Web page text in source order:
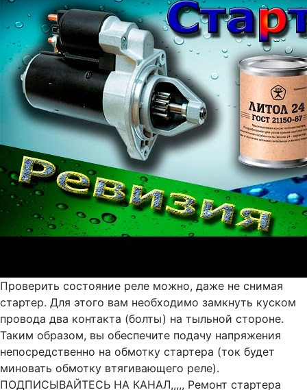
Проверить состояние реле можно, даже не снимая
стартер. Для этого вам необходимо замкнуть куском
провода два контакта (болты) на тыльной стороне.
Таким образом, вы обеспечите подачу напряжения
непосредственно на обмотку стартера (ток будет
миновать обмотку втягивающего реле).
ПОДПИСЫВАЙТЕСЬ НА КАНАЛ,,,,, Ремонт стартера